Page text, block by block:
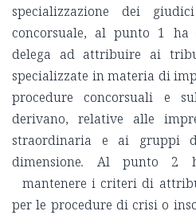
specializzazione dei
concorsuale, al punto 1
delega ad attribuire ai
specializzate in materia di
procedure concorsuali e
derivano, relative alle
straordinaria e ai gruppi
dimensione. Al punto 2
mantenere i criteri di
per le procedure di crisi o